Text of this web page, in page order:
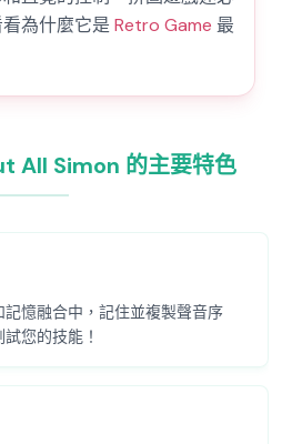
為什麼它是 Retro Game 最
All Simon 的主要特色
憶融合中，記住並複製聲音序
您的技能！